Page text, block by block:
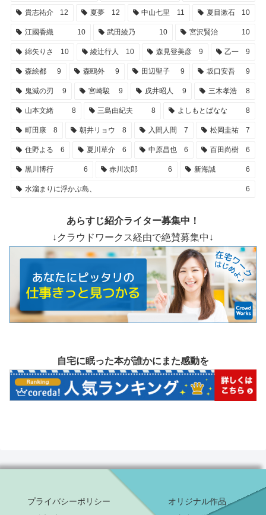
貴志祐介 12 夏夢 12 中山七里 11 夏目漱石 10
江國香織 10 武田綾乃 10 宮沢賢治 10
綿矢りさ 10 綾辻行人 10 森見登美彦 9 乙一 9
森絵都 9 森鴎外 9 田辺聖子 9 坂口安吾 9
鬼滅の刃 9 宮崎駿 9 戌井昭人 9 三木孝浩 8
山本文緒 8 三島由紀夫 8 よしもとばなな 8
町田康 8 朝井リョウ 8 入間人間 7 松岡圭祐 7
住野よる 6 夏川草介 6 中原昌也 6 百田尚樹 6
黒川博行 6 赤川次郎 6 新海誠 6
水溜まりに浮かぶ島、 6
あらすじ紹介ライター募集中！
↓クラウドワークス経由で絶賛募集中↓
自宅に眠った本が誰かにまた感動を
プライバシーポリシー
オリジナル作品